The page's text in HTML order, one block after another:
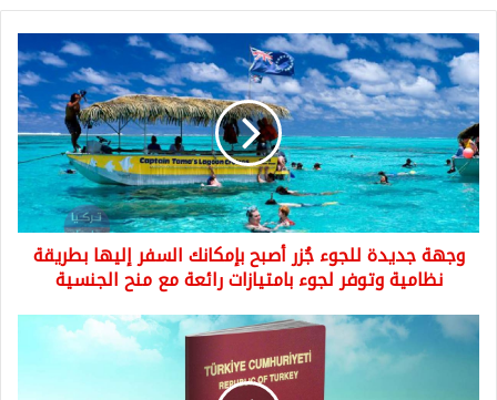
وجهة
جديدة
للجوء
جُزر
أصبح
بإمكانك
السفر
إليها
بطريقة
نظامية
وتوفر
بامتيازات
رائعة
وجهة جديدة للجوء جُزر أصبح بإمكانك السفر إليها بطريقة
نظامية وتوفر لجوء بامتيازات رائعة مع منح الجنسية
دول
عربية